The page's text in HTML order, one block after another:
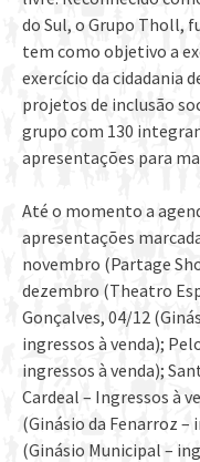
do Sul, o Grupo Tholl,
tem como objetivo a
exercício da cidadania
projetos de inclusão
grupo com 130
apresentações para
Até o momento a
apresentações
novembro (Partage
dezembro (Theatro
Gonçalves, 04/12
ingressos à venda);
ingressos à venda);
Cardeal – Ingressos à
(Ginásio da Fenarroz –
(Ginásio Municipal –